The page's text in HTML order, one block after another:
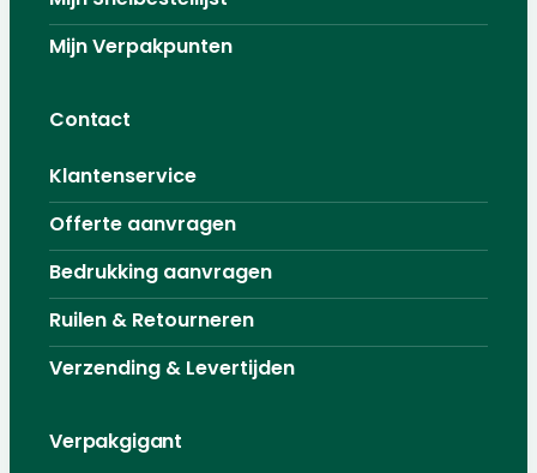
Mijn Verpakpunten
Contact
Klantenservice
Offerte aanvragen
Bedrukking aanvragen
Ruilen & Retourneren
Verzending & Levertijden
Verpakgigant